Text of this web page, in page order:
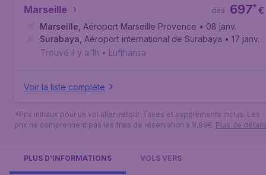
Marseille €
697*
dès
Marseille Aéroport Marseille Provence • 08 janv.
Surabaya Aéroport international de Surabaya • 17 janv.
Trouvé il y a 1h • Lufthansa
Voir la liste complète
*Prix initiaux pour un vol aller-retour. Taxes et suppléments inclus. Les
prix ne comprennent pas les frais de réservation à 9,99€. Plus de
PLUS D'INFORMATIONS VOLS VERS